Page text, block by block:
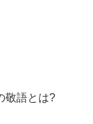
敬語とは?